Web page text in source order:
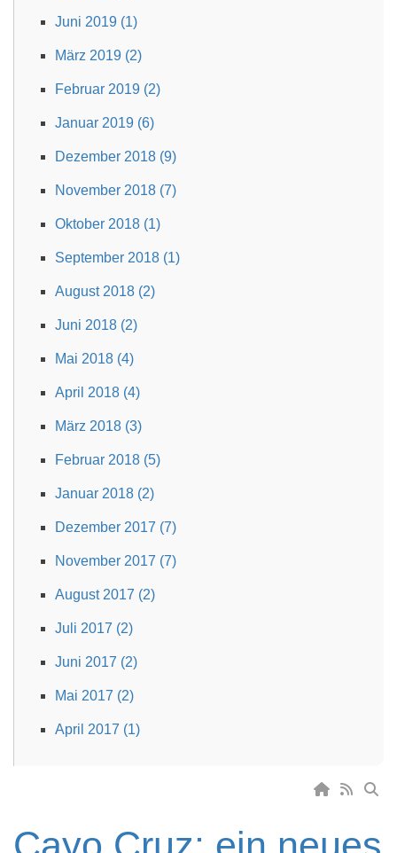
Juni 2019 (1)
März 2019 (2)
Februar 2019 (2)
Januar 2019 (6)
Dezember 2018 (9)
November 2018 (7)
Oktober 2018 (1)
September 2018 (1)
August 2018 (2)
Juni 2018 (2)
Mai 2018 (4)
April 2018 (4)
März 2018 (3)
Februar 2018 (5)
Januar 2018 (2)
Dezember 2017 (7)
November 2017 (7)
August 2017 (2)
Juli 2017 (2)
Juni 2017 (2)
Mai 2017 (2)
April 2017 (1)